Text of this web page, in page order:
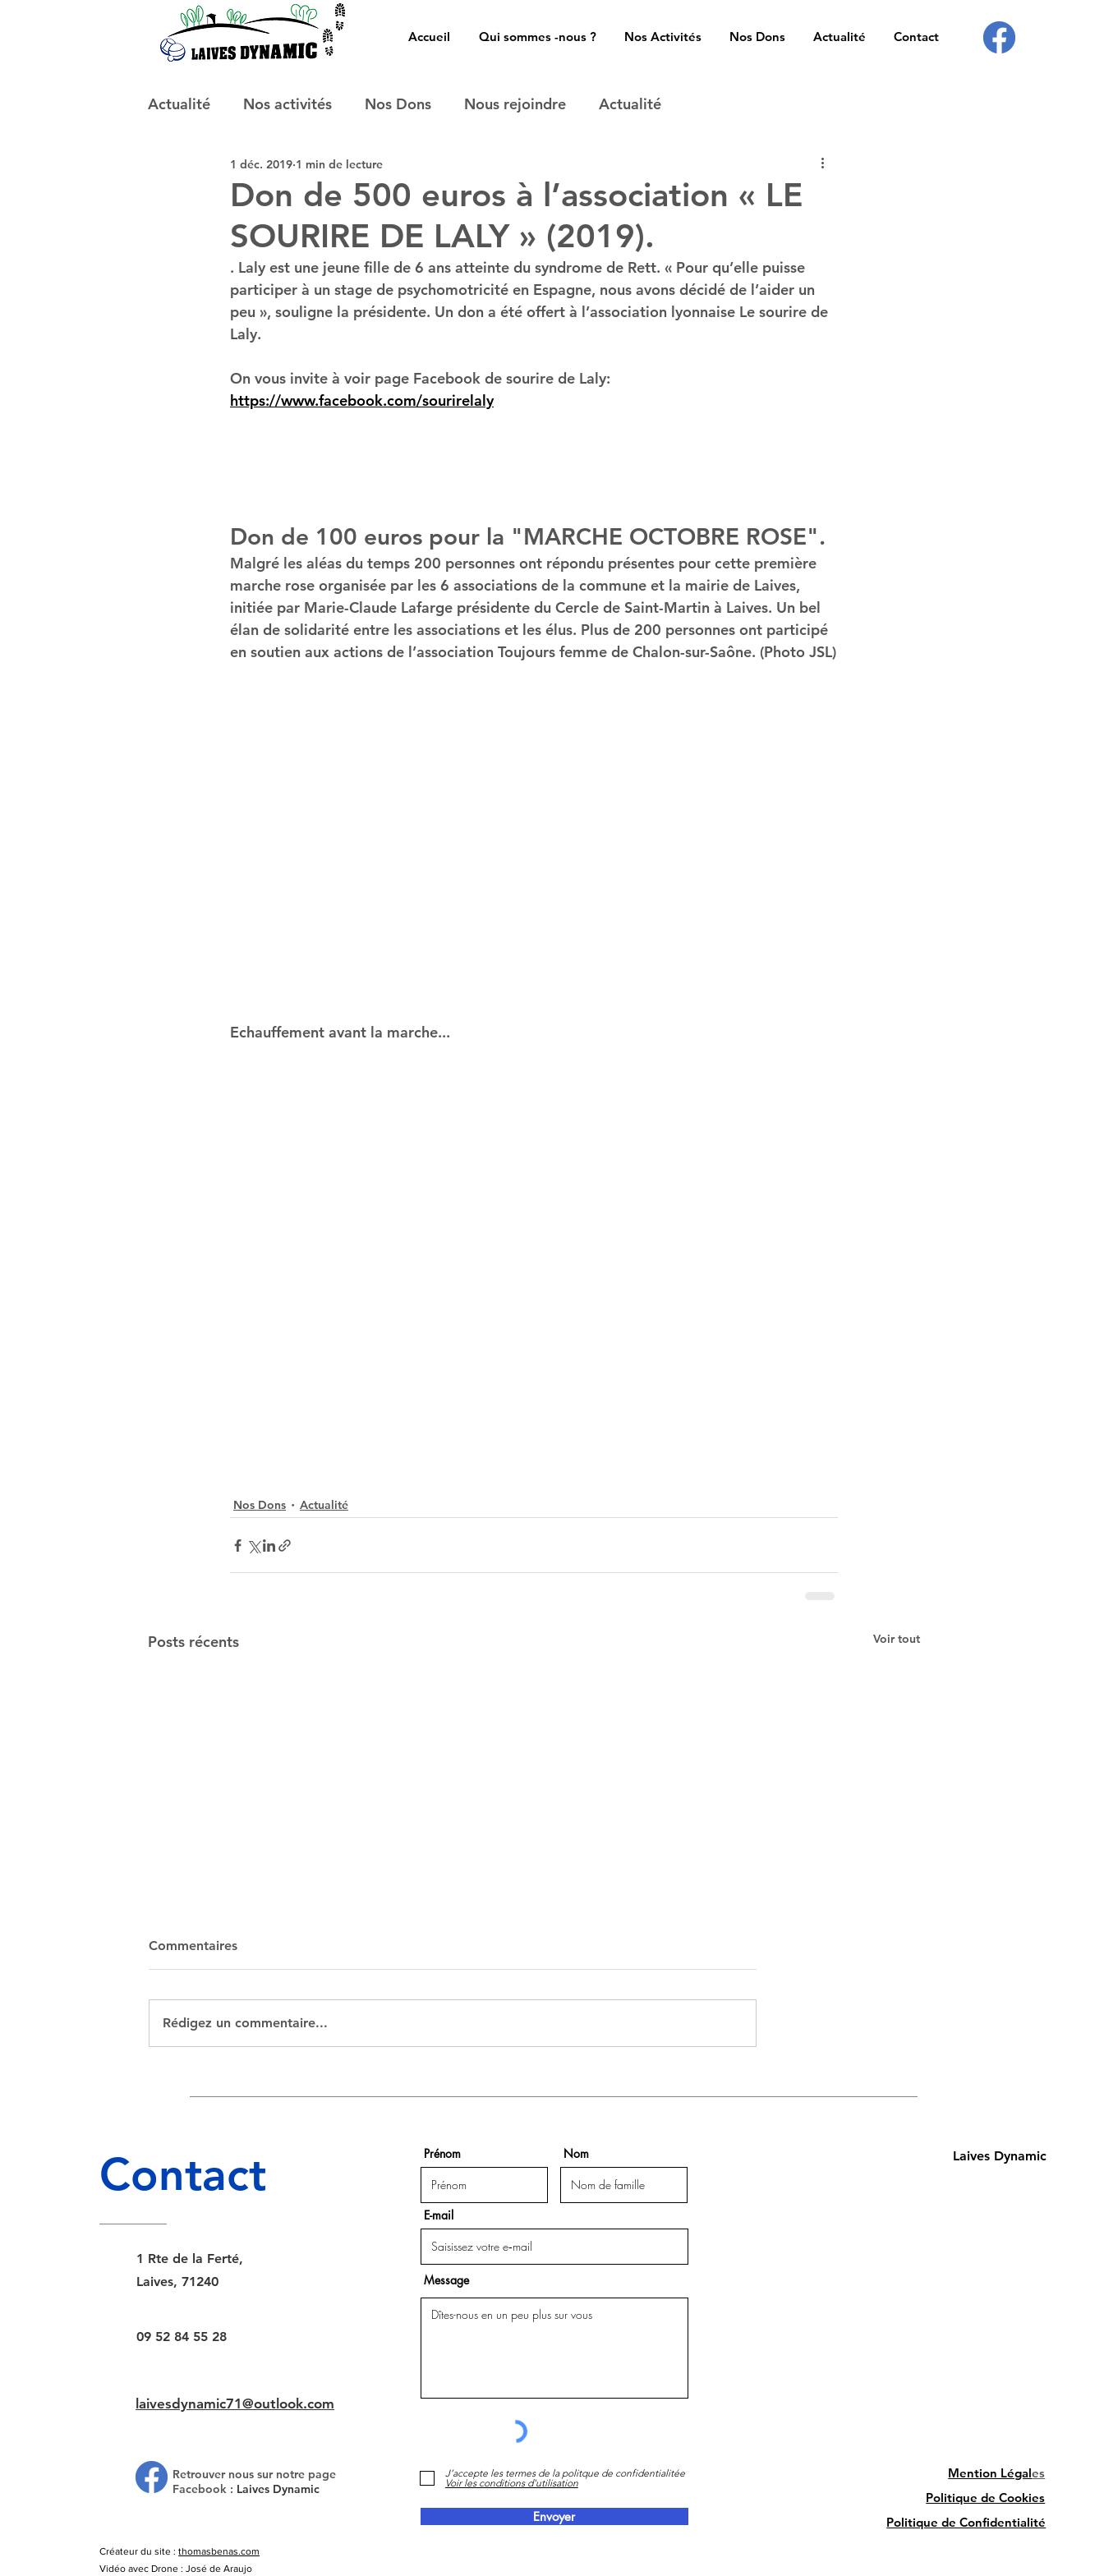
Accueil Qui sommes -nous ? Nos Activités Nos Dons Actualité Contact
Actualité Nos activités Nos Dons Nous rejoindre Actualité
Don de 500 euros à l’association « LE
SOURIRE DE LALY » (2019).
1 déc. 2019 1 min de lecture
. Laly est une jeune fille de 6 ans atteinte du syndrome de Rett. « Pour qu’elle puisse
participer à un stage de psychomotricité en Espagne, nous avons décidé de l’aider un
peu », souligne la présidente. Un don a été offert à l’association lyonnaise Le sourire de
Laly.
On vous invite à voir page Facebook de sourire de Laly:
https://www.facebook.com/sourirelaly
Don de 100 euros pour la "MARCHE OCTOBRE ROSE".
Malgré les aléas du temps 200 personnes ont répondu présentes pour cette première
marche rose organisée par les 6 associations de la commune et la mairie de Laives,
initiée par Marie-Claude Lafarge présidente du Cercle de Saint-Martin à Laives. Un bel
élan de solidarité entre les associations et les élus. Plus de 200 personnes ont participé
en soutien aux actions de l’association Toujours femme de Chalon-sur-Saône. (Photo JSL)
Echauffement avant la marche...
Nos Dons Actualité
Posts récents Voir tout
Commentaires
Rédigez un commentaire...
Contact
1 Rte de la Ferté,
Laives, 71240
09 52 84 55 28
laivesdynamic71@outlook.com
Retrouver nous sur notre page
Facebook : Laives Dynamic
Créateur du site :thomasbenas.com
Vidéo avec Drone : José de Araujo
Prénom Nom
E-mail
Message
J’accepte les termes de la politque de confidentialitée
Voir les conditions d'utilisation
Envoyer
Laives Dynamic
Mention Légales
Politique de Cookies
Politique de Confidentialité